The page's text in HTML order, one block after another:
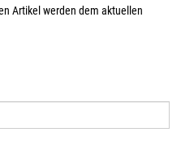
Artikel werden dem aktuellen